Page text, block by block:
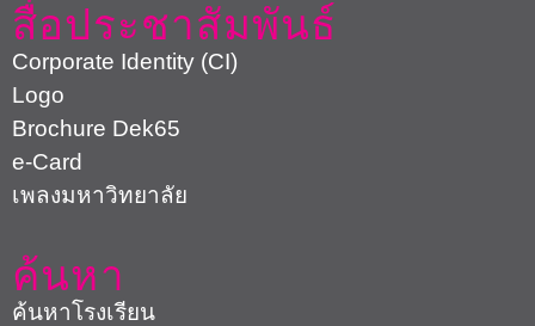
สื่อประชาสัมพันธ์
Corporate Identity (CI)
Logo
Brochure Dek65
e-Card
เพลงมหาวิทยาลัย
ค้นหา
ค้นหาโรงเรียน